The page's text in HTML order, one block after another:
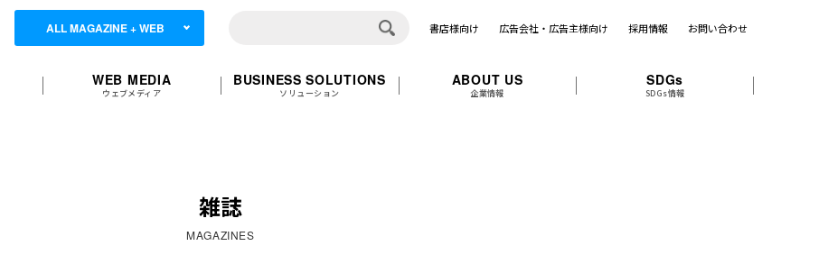
ALL MAGAZINE + WEB 書店様向け 広告会社・広告主様向け 採用情報 お問い合わせ
WEB MEDIA
ウェブメディア
BUSINESS SOLUTIONS
ソリューション
ABOUT US
企業情報
SDGs
SDGs情報
雑誌
MAGAZINES